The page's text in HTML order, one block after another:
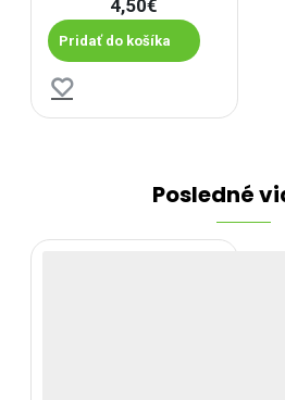
4,50€
Pridať do košíka
Posledné